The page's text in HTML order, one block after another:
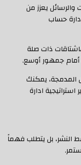
والرسائل يعزز من
حساب
ذات صلة
أمام جمهور أوسع.
المدمجة، يمكنك
ادارة
النشر، بل يتطلب فهماً